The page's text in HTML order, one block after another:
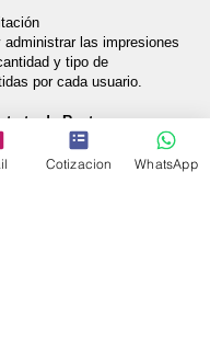
administrar las impresiones
y tipo de
por cada usuario.
de Renta
legal.
Cotizacion WhatsApp